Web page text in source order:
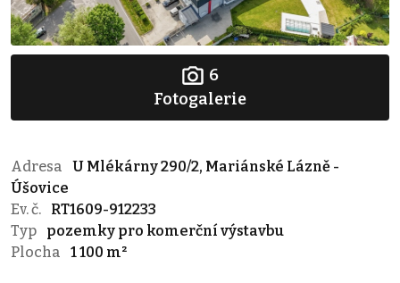
6
Fotogalerie
Adresa
U Mlékárny 290/2, Mariánské Lázně -
Úšovice
Ev. č.
RT1609-912233
Typ
pozemky pro komerční výstavbu
Plocha
1 100 m²